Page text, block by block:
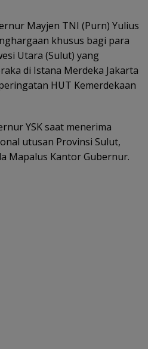
Mayjen TNI (Purn) Yulius
khusus bagi para
Utara (Sulut) yang
di Istana Merdeka Jakarta
HUT Kemerdekaan
YSK saat menerima
utusan Provinsi Sulut,
Mapalus Kantor Gubernur.